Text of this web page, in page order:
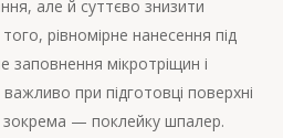
але й суттєво знизити
рівномірне нанесення під
заповнення мікротріщин і
при підготовці поверхні
зокрема — поклейку шпалер.